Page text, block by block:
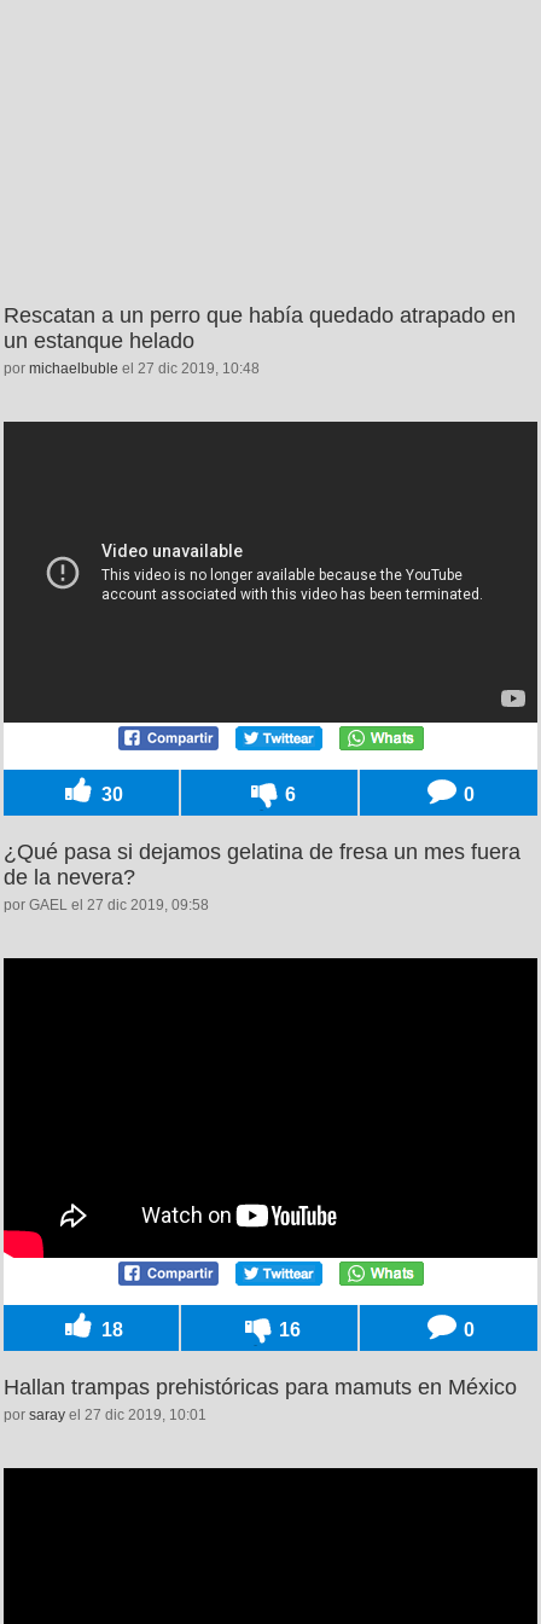
Rescatan a un perro que había quedado atrapado en
un estanque helado
por michaelbuble el 27 dic 2019, 10:48
30 6 0
¿Qué pasa si dejamos gelatina de fresa un mes fuera
de la nevera?
por GAEL el 27 dic 2019, 09:58
18 16 0
Hallan trampas prehistóricas para mamuts en México
por saray el 27 dic 2019, 10:01